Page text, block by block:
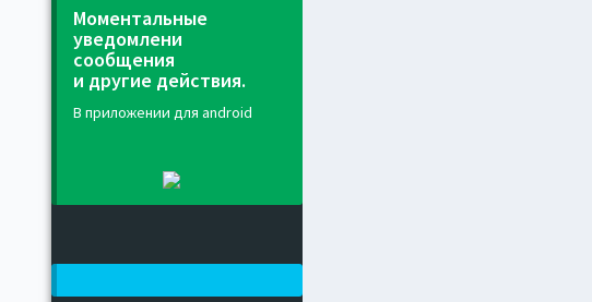
Моментальные
уведомлени
сообщения
и другие действия.
В приложении для android